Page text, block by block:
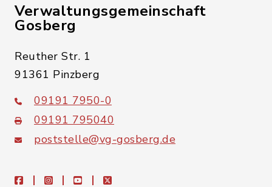
Verwaltungsgemeinschaft
Gosberg
Reuther Str. 1
91361 Pinzberg
09191 7950-0
09191 795040
poststelle@vg-gosberg.de
facebookinstagramyoutubeX